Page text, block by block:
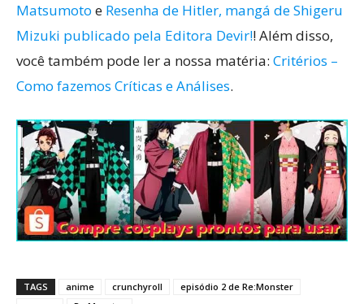
Matsumoto e Resenha de Hitler, mangá de Shigeru
Mizuki publicado pela Editora Devir!! Além disso,
você também pode ler a nossa matéria: Critérios –
Como fazemos Críticas e Análises.
TAGS anime crunchyroll
episódio 2 de Re:Monster